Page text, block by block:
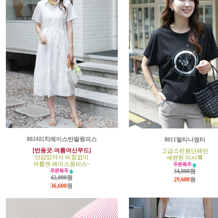
8024리치레이스반팔원피스
[반응굿-여름여신무드]
안감있어서 비침없이
여름엔 레이스원피스~
42,000원
36,600원
8011멀티나염티
고급스런원단패턴
세련된 미시룩
34,000원
29,600원